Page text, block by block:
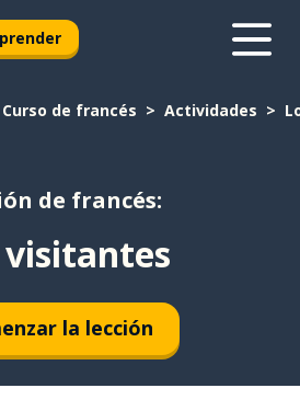
Curso de francés Actividades
de francés:
visitantes
la lección